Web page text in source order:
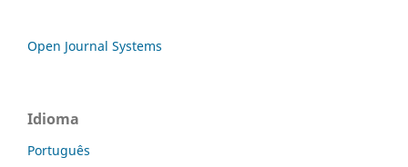
Open Journal Systems
Idioma
Português